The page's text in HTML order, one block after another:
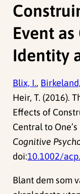
Event as
Identity
Blix, I.,
Heir, T. (2016).
Effects of
Central to
Cognitive
doi:10.1002/
Blant dem som